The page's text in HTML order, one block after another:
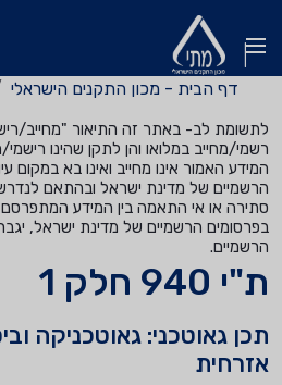
דף הבית - מכון התקנים הישראלי
לתשומת לב- באתר זה התיאור "מחייב/
רשמי/מחייב במלואו והן לתקן שהינו
המידע האמור אינו מחייב ואינו בא במקום
הרשמיים של מדינת ישראל ובהתאם
סתירה או אי התאמה בין המידע
בפרסומים הרשמיים של מדינת ישראל,
הרשמיים.
ת"י 940 חלק 1
תכן גאוטכני: גאוטכניקה
אזרחית